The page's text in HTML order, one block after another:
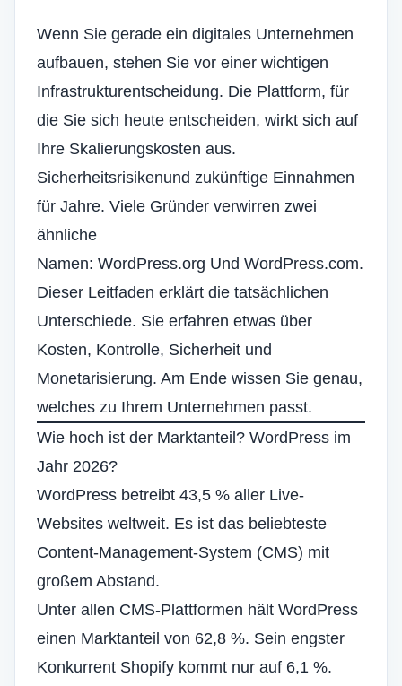
Wenn Sie gerade ein digitales Unternehmen
aufbauen, stehen Sie vor einer wichtigen
Infrastrukturentscheidung. Die Plattform, für
die Sie sich heute entscheiden, wirkt sich auf
Ihre Skalierungskosten aus.
Sicherheitsrisikenund zukünftige Einnahmen
für Jahre. Viele Gründer verwirren zwei
ähnliche
Namen: WordPress.org Und WordPress.com.
Dieser Leitfaden erklärt die tatsächlichen
Unterschiede. Sie erfahren etwas über
Kosten, Kontrolle, Sicherheit und
Monetarisierung. Am Ende wissen Sie genau,
welches zu Ihrem Unternehmen passt.
Wie hoch ist der Marktanteil? WordPress im
Jahr 2026?
WordPress betreibt 43,5 % aller Live-
Websites weltweit. Es ist das beliebteste
Content-Management-System (CMS) mit
großem Abstand.
Unter allen CMS-Plattformen hält WordPress
einen Marktanteil von 62,8 %. Sein engster
Konkurrent Shopify kommt nur auf 6,1 %.